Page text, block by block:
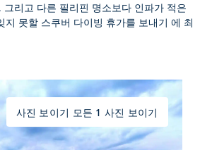
리고 다른 필리핀 명소보다 인파가 적은
지 못할 스쿠버 다이빙 휴가를 보내기 에 최
사진 보이기 모든 1 사진 보이기